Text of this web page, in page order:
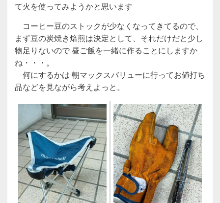
て火を使ってみようかと思います
コーヒー豆のストックが少なくなってきてるので、
まず豆の炭焼き焙煎は決定として、それだけだと少し
物足りないので 昼ご飯を一緒に作ることにしますか
ね・・・。
何にするかは 朝マックスバリューに行ってお値打ち
品などを見ながら考えよっと。